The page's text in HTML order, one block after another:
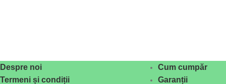
Despre noi
Termeni și condiții
Cum cumpăr
Garanții